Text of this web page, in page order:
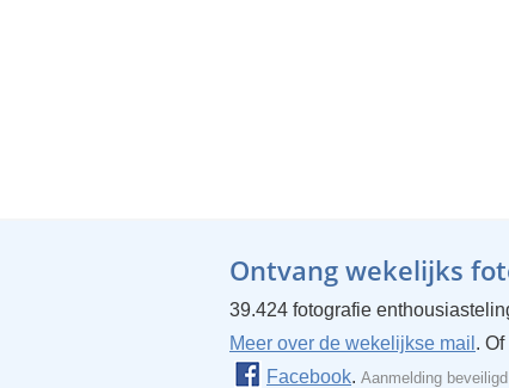
Ontvang wekelijks
39.424 fotografie
Meer over de wekelijkse mail .
Facebook. Aanmelding